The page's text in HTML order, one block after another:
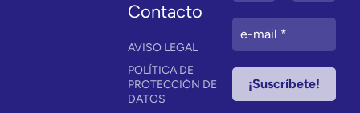
Contacto
AVISO LEGAL
POLÍTICA DE
PROTECCIÓN DE
DATOS